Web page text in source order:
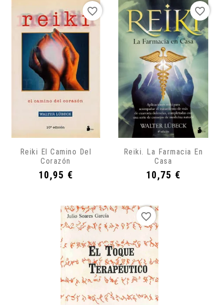
Reiki El Camino Del
Corazón
Precio
10,95 €
favorite_border
Reiki. La Farmacia En
Casa
Precio
10,75 €
favorite_border
favorite_border